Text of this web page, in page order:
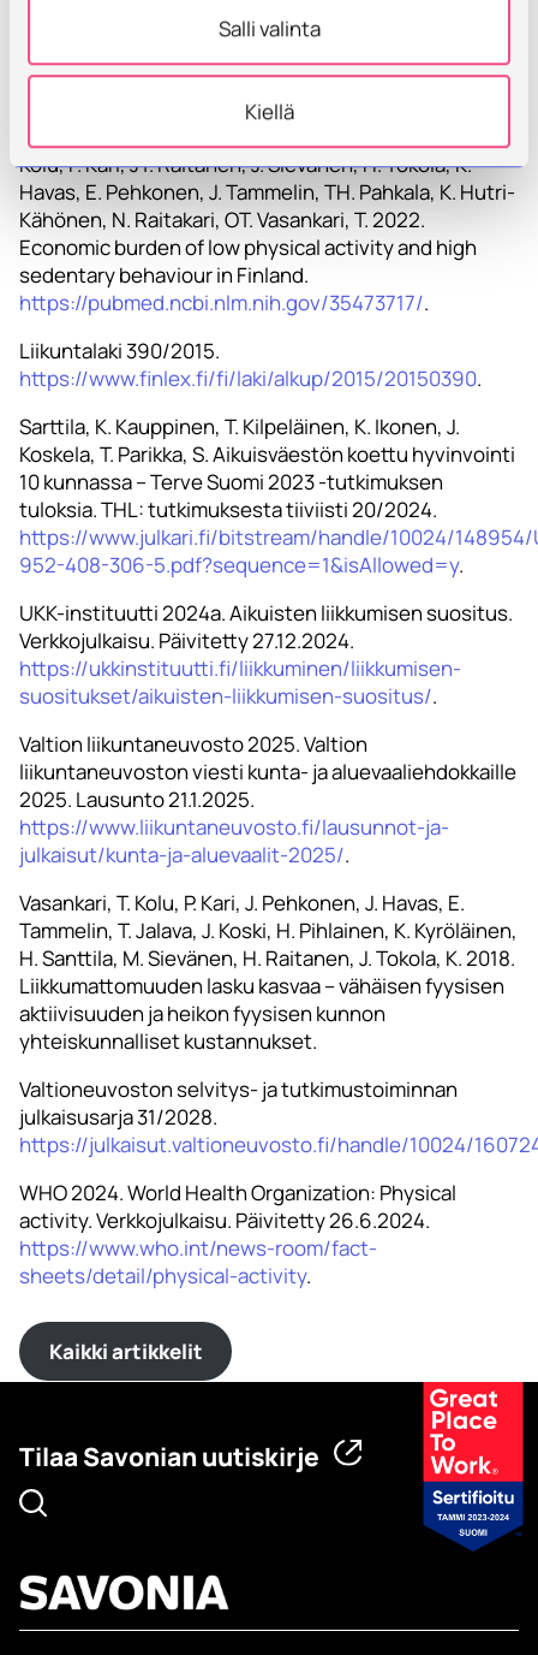
Salli valinta
Kiellä
(YAMK), Savonia ammattikorkeakoulu
Juha Peteri, lehtori Savonia AMK, MasterSchool
Kolu, P. Kari, JT. Raitanen, J. Sievänen, H. Tokola, K.
Havas, E. Pehkonen, J. Tammelin, TH. Pahkala, K. Hutri-
Kähönen, N. Raitakari, OT. Vasankari, T. 2022.
Economic burden of low physical activity and high
sedentary behaviour in Finland.
https://pubmed.ncbi.nlm.nih.gov/35473717/.
Liikuntalaki 390/2015.
https://www.finlex.fi/fi/laki/alkup/2015/20150390.
Sarttila, K. Kauppinen, T. Kilpeläinen, K. Ikonen, J.
Koskela, T. Parikka, S. Aikuisväestön koettu hyvinvointi
10 kunnassa – Terve Suomi 2023 -tutkimuksen
tuloksia. THL: tutkimuksesta tiiviisti 20/2024.
https://www.julkari.fi/bitstream/handle/10024/148954/
952-408-306-5.pdf?sequence=1&isAllowed=y.
UKK-instituutti 2024a. Aikuisten liikkumisen suositus.
Verkkojulkaisu. Päivitetty 27.12.2024.
https://ukkinstituutti.fi/liikkuminen/liikkumisen-
suositukset/aikuisten-liikkumisen-suositus/.
Valtion liikuntaneuvosto 2025. Valtion
liikuntaneuvoston viesti kunta- ja aluevaaliehdokkaille
2025. Lausunto 21.1.2025.
https://www.liikuntaneuvosto.fi/lausunnot-ja-
julkaisut/kunta-ja-aluevaalit-2025/.
Vasankari, T. Kolu, P. Kari, J. Pehkonen, J. Havas, E.
Tammelin, T. Jalava, J. Koski, H. Pihlainen, K. Kyröläinen,
H. Santtila, M. Sievänen, H. Raitanen, J. Tokola, K. 2018.
Liikkumattomuuden lasku kasvaa – vähäisen fyysisen
aktiivisuuden ja heikon fyysisen kunnon
yhteiskunnalliset kustannukset.
Valtioneuvoston selvitys- ja tutkimustoiminnan
julkaisusarja 31/2028.
https://julkaisut.valtioneuvosto.fi/handle/10024/
WHO 2024. World Health Organization: Physical
activity. Verkkojulkaisu. Päivitetty 26.6.2024.
https://www.who.int/news-room/fact-
sheets/detail/physical-activity.
Kaikki artikkelit
Tilaa Savonian uutiskirje